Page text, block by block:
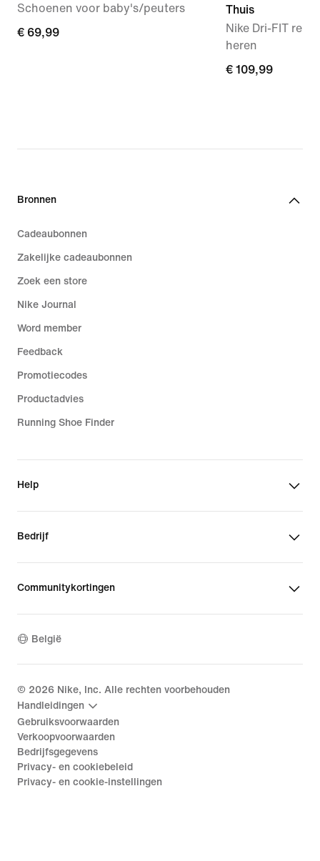
Schoenen voor baby's/peuters
€ 69,99
€ 69,99
Thuis
Nike Dri-FIT
heren
€ 109,99
€ 109,99
Bronnen
Cadeaubonnen
Zakelijke cadeaubonnen
Zoek een store
Nike Journal
Word member
Feedback
Promotiecodes
Productadvies
Running Shoe Finder
Help
Bedrijf
Communitykortingen
België
© 2026 Nike, Inc. Alle rechten voorbehouden
Handleidingen
Gebruiksvoorwaarden
Verkoopvoorwaarden
Bedrijfsgegevens
Privacy- en cookiebeleid
Privacy- en cookie-instellingen